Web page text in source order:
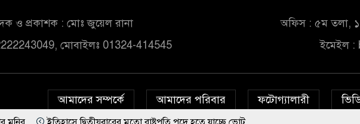
ও প্রকাশক : মোঃ জুয়েল রানা
মোবাইলঃ 01324-414545
অফিস : ৫ম তলা,
ইমেইল :
আমাদের সম্পর্কে আমাদের পরিবার ফটোগ্যালারী